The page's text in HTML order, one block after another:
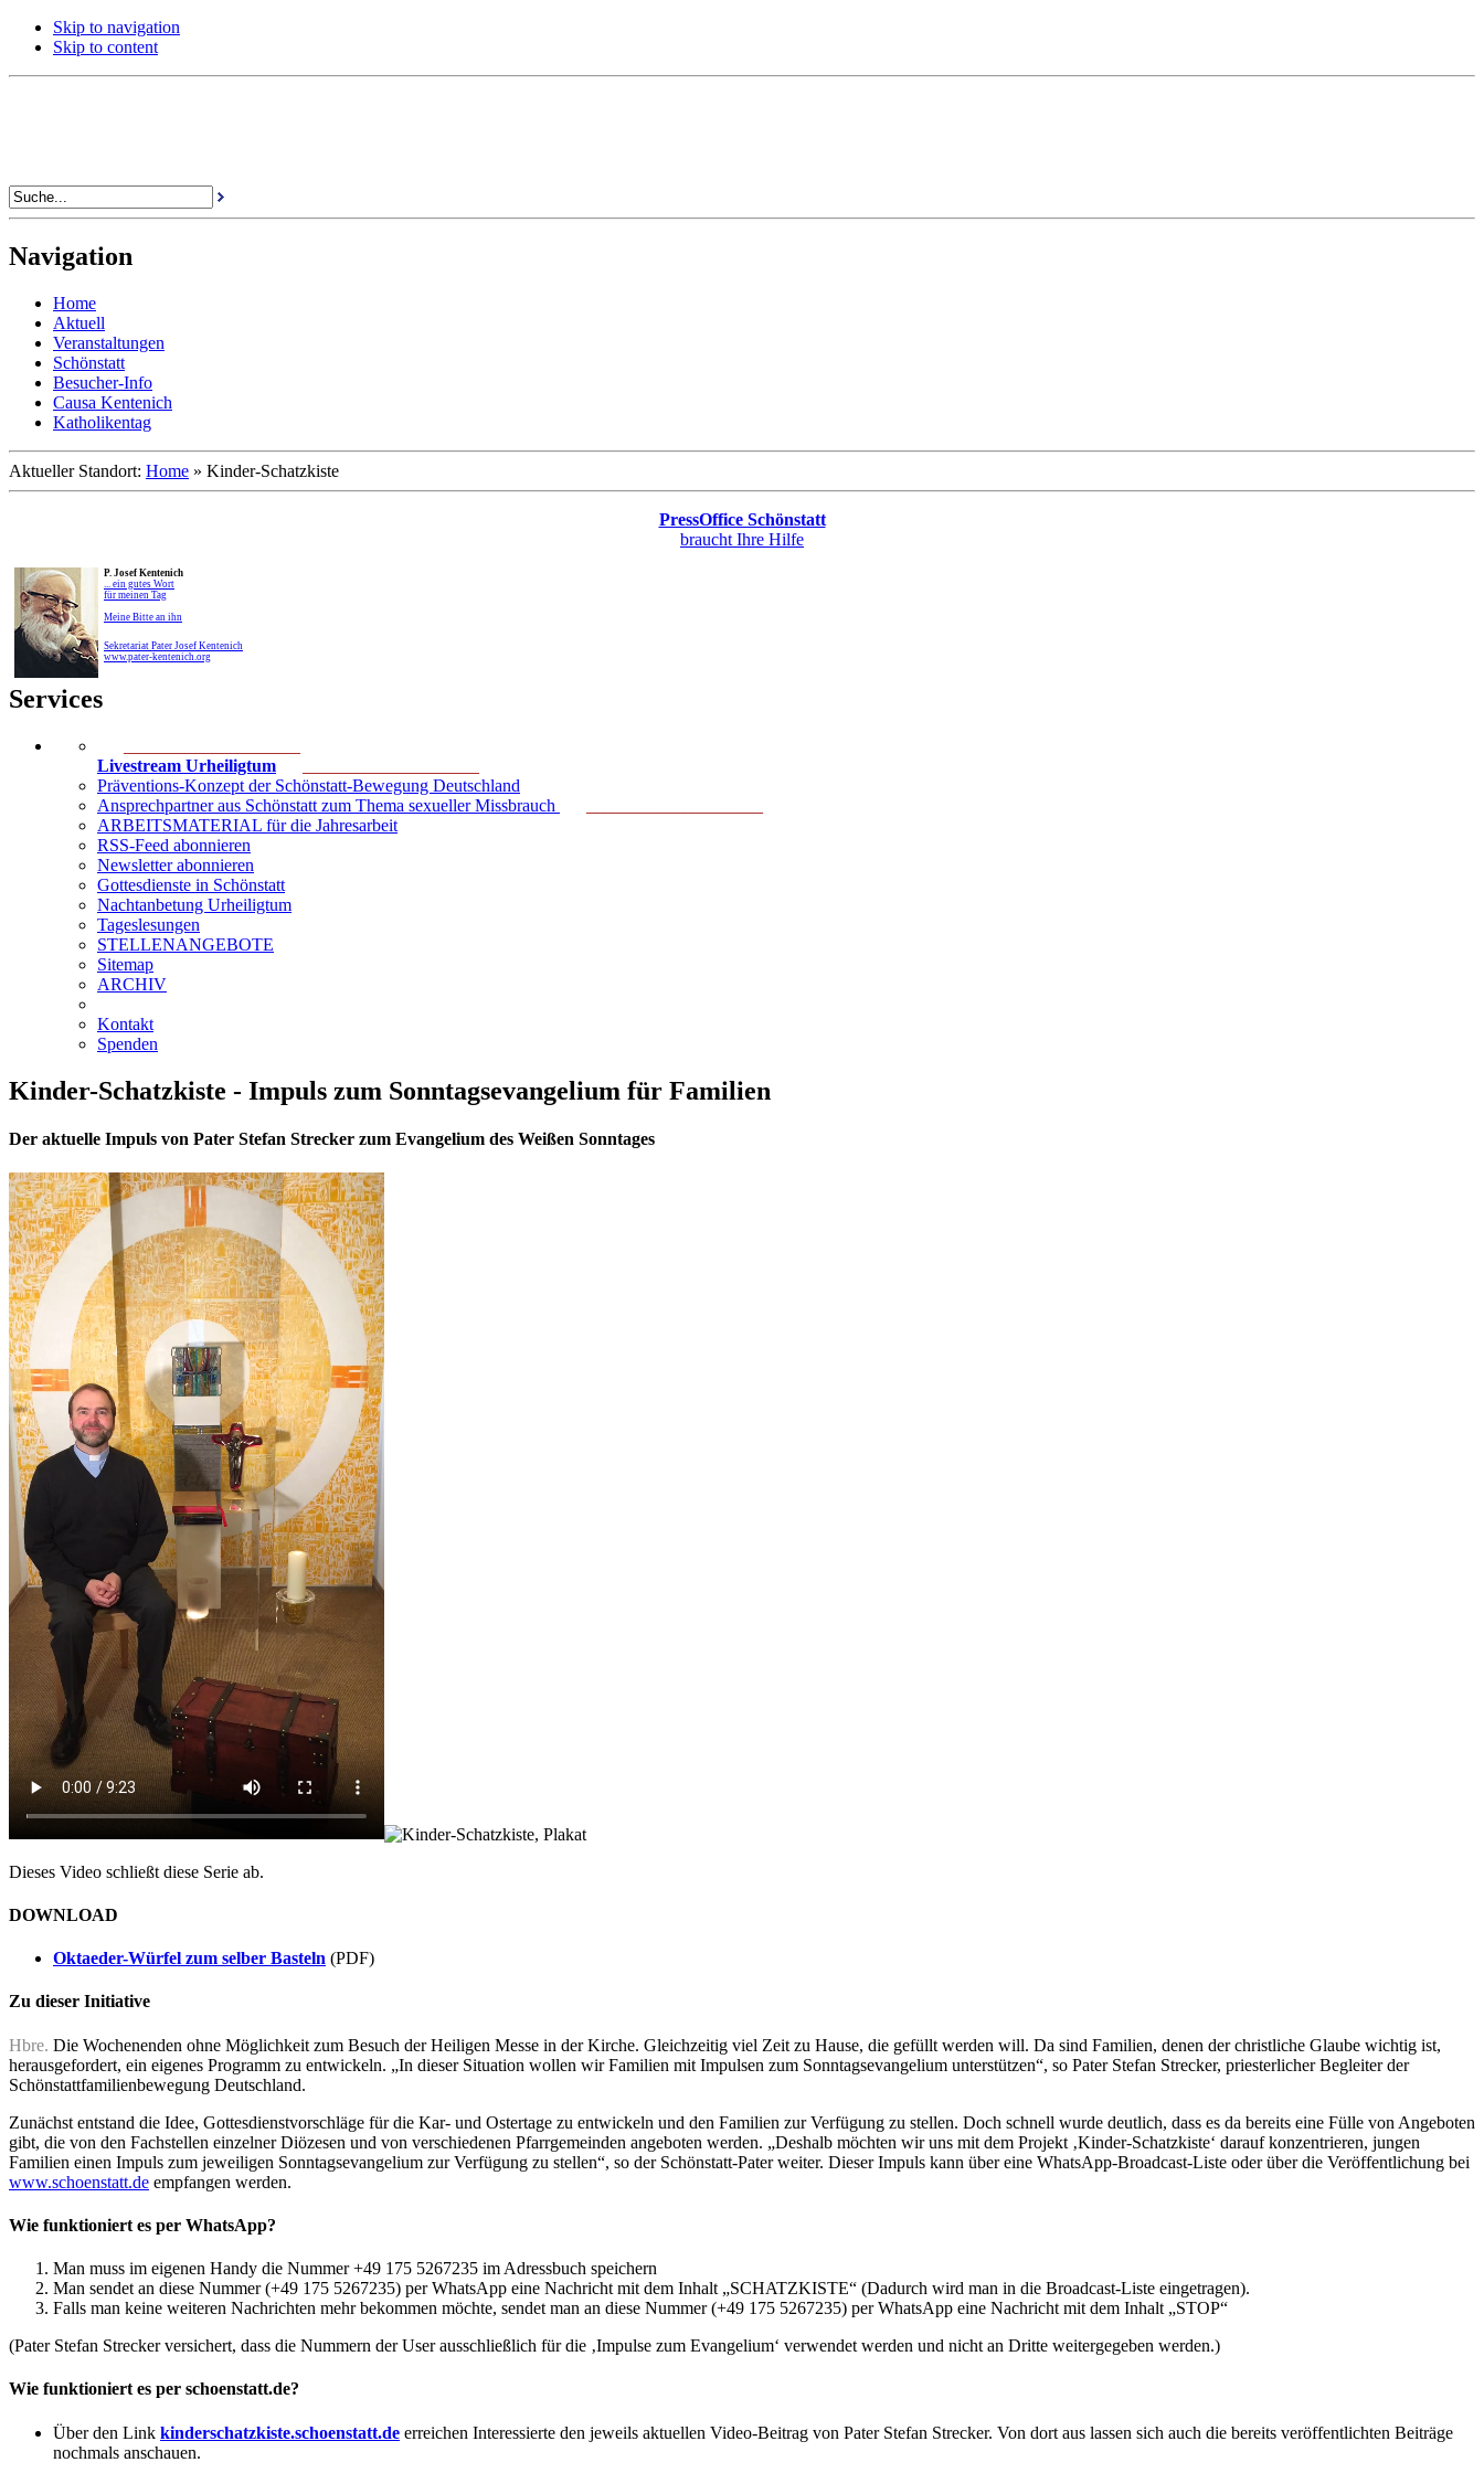
Skip to navigation
Skip to content
Navigation
Home
Aktuell
Veranstaltungen
Schönstatt
Besucher-Info
Causa Kentenich
Katholikentag
Aktueller Standort: Home » Kinder-Schatzkiste
PressOffice Schönstatt
braucht Ihre Hilfe
P. Josef Kentenich
... ein gutes Wort
für meinen Tag
Meine Bitte an ihn
Sekretariat Pater Josef Kentenich
www.pater-kentenich.org
Services
Livestream Urheiligtum
Präventions-Konzept der Schönstatt-Bewegung Deutschland
Ansprechpartner aus Schönstatt zum Thema sexueller Missbrauch
ARBEITSMATERIAL für die Jahresarbeit
RSS-Feed abonnieren
Newsletter abonnieren
Gottesdienste in Schönstatt
Nachtanbetung Urheiligtum
Tageslesungen
STELLENANGEBOTE
Sitemap
ARCHIV
Kontakt
Spenden
Kinder-Schatzkiste - Impuls zum Sonntagsevangelium für Familien
Der aktuelle Impuls von Pater Stefan Strecker zum Evangelium des Weißen Sonntages
Dieses Video schließt diese Serie ab.
DOWNLOAD
Oktaeder-Würfel zum selber Basteln (PDF)
Zu dieser Initiative
Hbre. Die Wochenenden ohne Möglichkeit zum Besuch der Heiligen Messe in der Kirche. Gleichzeitig viel Zeit zu Hause, die gefüllt werden will. Da sind Familien, denen der christliche Glaube wichtig ist,
herausgefordert, ein eigenes Programm zu entwickeln. „In dieser Situation wollen wir Familien mit Impulsen zum Sonntagsevangelium unterstützen“, so Pater Stefan Strecker, priesterlicher Begleiter der
Schönstattfamilienbewegung Deutschland.
Zunächst entstand die Idee, Gottesdienstvorschläge für die Kar- und Ostertage zu entwickeln und den Familien zur Verfügung zu stellen. Doch schnell wurde deutlich, dass es da bereits eine Fülle von Angeboten
gibt, die von den Fachstellen einzelner Diözesen und von verschiedenen Pfarrgemeinden angeboten werden. „Deshalb möchten wir uns mit dem Projekt ‚Kinder-Schatzkiste‘ darauf konzentrieren, jungen
Familien einen Impuls zum jeweiligen Sonntagsevangelium zur Verfügung zu stellen“, so der Schönstatt-Pater weiter. Dieser Impuls kann über eine WhatsApp-Broadcast-Liste oder über die Veröffentlichung bei
www.schoenstatt.de empfangen werden.
Wie funktioniert es per WhatsApp?
Man muss im eigenen Handy die Nummer +49 175 5267235 im Adressbuch speichern
Man sendet an diese Nummer (+49 175 5267235) per WhatsApp eine Nachricht mit dem Inhalt „SCHATZKISTE“ (Dadurch wird man in die Broadcast-Liste eingetragen).
Falls man keine weiteren Nachrichten mehr bekommen möchte, sendet man an diese Nummer (+49 175 5267235) per WhatsApp eine Nachricht mit dem Inhalt „STOP“
(Pater Stefan Strecker versichert, dass die Nummern der User ausschließlich für die ‚Impulse zum Evangelium‘ verwendet werden und nicht an Dritte weitergegeben werden.)
Wie funktioniert es per schoenstatt.de?
Über den Link kinderschatzkiste.schoenstatt.de erreichen Interessierte den jeweils aktuellen Video-Beitrag von Pater Stefan Strecker. Von dort aus lassen sich auch die bereits veröffentlichten Beiträge
nochmals anschauen.